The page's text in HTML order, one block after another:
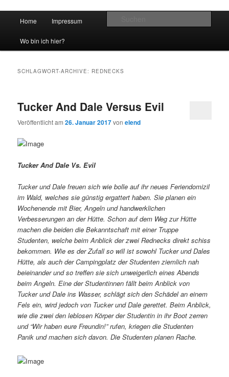
vidgames.de
Zum Inhalt wechseln
Zum sekundären Inhalt wechseln
Home Impressum
Wo bin ich hier?
SCHLAGWORT-ARCHIVE: REDNECKS
Tucker And Dale Versus Evil
Veröffentlicht am26. Januar 2017vonelend
Tucker And Dale Vs. Evil
Tucker und Dale freuen sich wie bolle auf ihr neues Feriendomizil
im Wald, welches sie günstig ergattert haben. Sie planen ein
Wochenende mit Bier, Angeln und handwerklichen
Verbesserungen an der Hütte. Schon auf dem Weg zur Hütte
machen die beiden die Bekanntschaft mit einer Truppe
Studenten, welche beim Anblick der zwei Rednecks direkt schiss
bekommen. Wie es der Zufall so will ist sowohl Tucker und Dales
Hütte, als auch der Campingplatz der Studenten ziemlich nah
beieinander und so treffen sie sich unweigerlich eines Abends
beim Angeln. Eine der Studentinnen fällt beim Anblick von
Tucker und Dale ins Wasser, schlägt sich den Schädel an einem
Fels ein, wird jedoch von Tucker und Dale gerettet. Beim Anblick,
wie die zwei den leblosen Körper der Studentin in ihr Boot zerren
und “Wir haben eure Freundin!” rufen, kriegen die Studenten
Panik und machen sich davon. Die Studenten planen Rache.